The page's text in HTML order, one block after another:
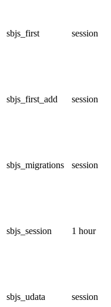
sbjs_first session
sbjs_first_add session
sbjs_migrations session
sbjs_session 1 hour
sbjs_udata session